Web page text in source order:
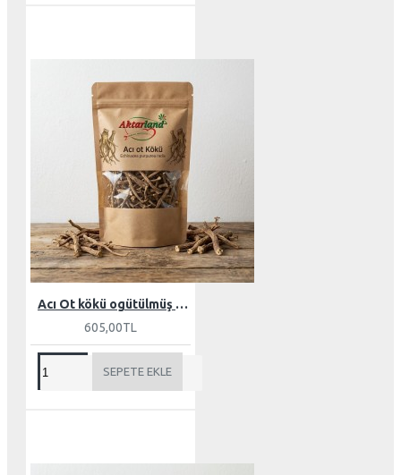
Acı Ot kökü ogütülmüş 100 gr
605,00TL
SEPETE EKLE